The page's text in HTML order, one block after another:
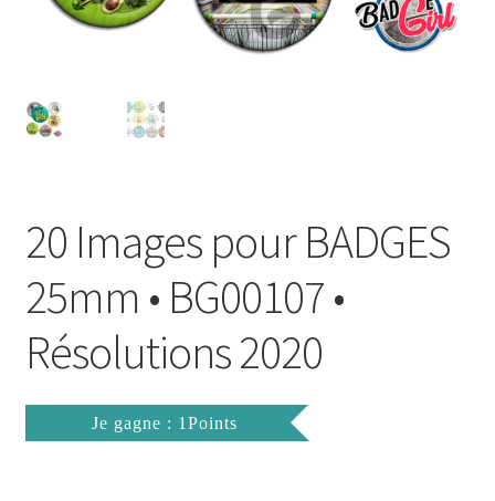
Mon compte
Politique de Confidentialité
Validation de la commande
20 Images pour BADGES
25mm • BG00107 •
Résolutions 2020
Je gagne : 1Points